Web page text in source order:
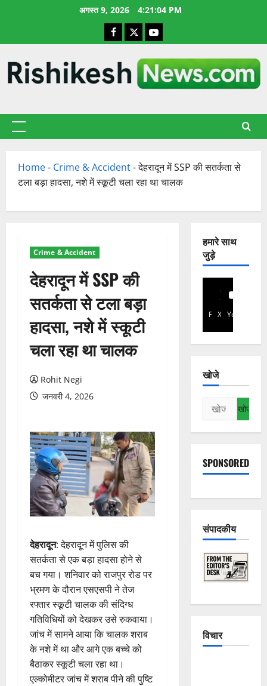
अगस्त 9, 2026 4:21:05 PM
Facebook
X YouTube
प्राथमिक
Home- Crime & Accident-देहरादून में SSP की सतर्कता से
टला बड़ा हादसा, नशे में स्कूटी चला रहा था चालक
Crime & Accident
देहरादून में SSP की
सतर्कता से टला बड़ा
हादसा, नशे में स्कूटी
चला रहा था चालक
Rohit Negi
जनवरी 4, 2026
देहरादून: देहरादून में पुलिस की
सतर्कता से एक बड़ा हादसा होने से
बच गया। शनिवार को राजपुर रोड पर
भ्रमण के दौरान एसएसपी ने तेज
रफ्तार स्कूटी चालक की संदिग्ध
गतिविधियों को देखकर उसे रुकवाया।
जांच में सामने आया कि चालक शराब
के नशे में था और आगे एक बच्चे को
बैठाकर स्कूटी चला रहा था।
एल्कोमीटर जांच में शराब पीने की पुष्टि
हमारे साथ
जुड़े
Facebook
X YouTube
खोजे
निम्न
को
खोजें:
SPONSORED
संपादकीय
विचार